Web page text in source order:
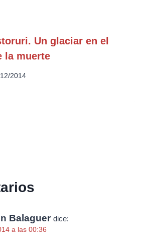
Un glaciar en el
la muerte
2014
Balaguer dice:
a las 00:36